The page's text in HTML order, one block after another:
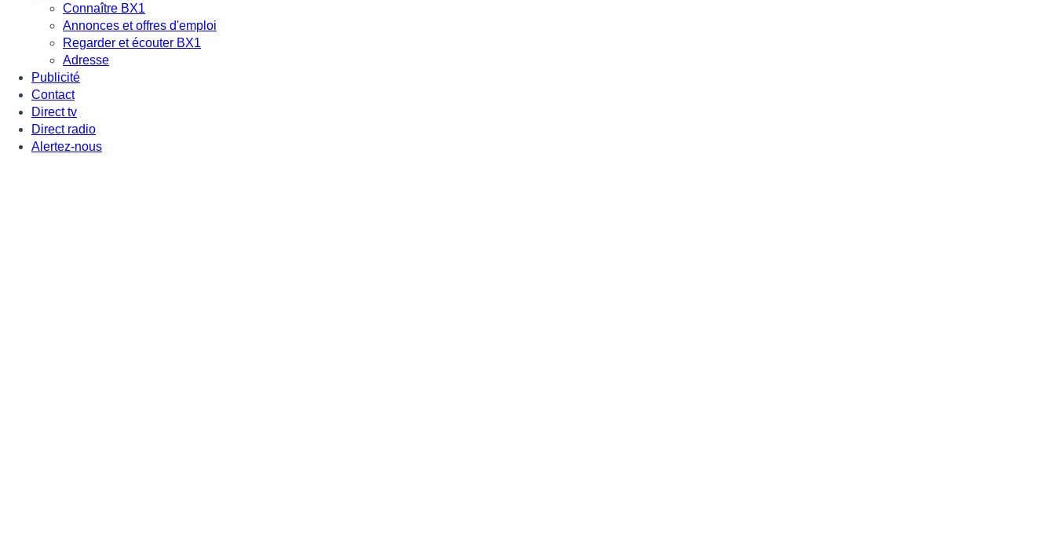
Connaître BX1
Annonces et offres d'emploi
Regarder et écouter BX1
Adresse
Publicité
Contact
Direct tv
Direct radio
Alertez-nous